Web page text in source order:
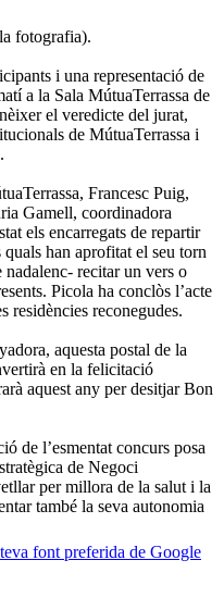
fotografia).
i una representació de
a la Sala MútuaTerrassa de
el veredicte del jurat,
de MútuaTerrassa i
Francesc Puig,
Gamell, coordinadora
els encarregats de repartir
han aprofitat el seu torn
recitar un vers o
Picola ha conclòs l’acte
residències reconegudes.
aquesta postal de la
en la felicitació
aquest any per desitjar Bon
de l’esmentat concurs posa
de Negoci
per millora de la salut i la
també la seva autonomia
font preferida de Google